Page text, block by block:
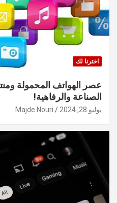
اخترنا لك
عصر الهواتف المحمولة
الصناعة والرفاهية!
يوليو 28, 2024 Majde Nouri